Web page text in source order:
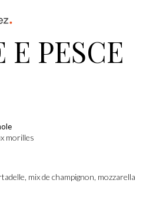
E PESCE
morilles
mix de champignon, mozzarella